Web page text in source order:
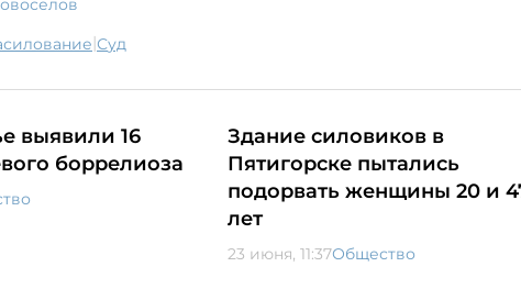
| суд
выявили 16
боррелиоза
Здание силовиков в
Пятигорске пытались
подорвать женщины 20 и
лет
23 июня, 11:37Общество